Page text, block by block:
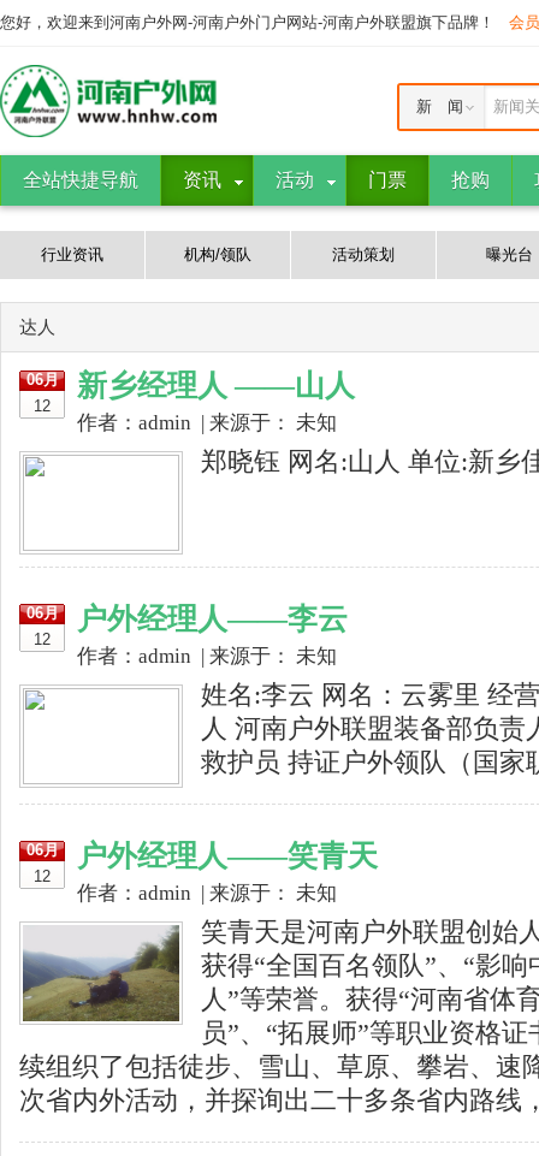
您好，欢迎来到河南户外网-河南户外门户网站-河南户外联盟旗下品牌！ 会
新闻
新 闻
全站快捷导航 资讯 活动 门票 抢购
行业资讯 机构/领队 活动策划 曝光台
达人
06月
12
新乡经理人 ——山人
作者：admin | 来源于： 未知
郑晓钰 网名:山人 单位:新乡
06月
12
户外经理人——李云
作者：admin | 来源于： 未知
姓名:李云 网名：云雾里 经
人 河南户外联盟装备部负
救护员 持证户外领队（国家
06月
12
户外经理人——笑青天
作者：admin | 来源于： 未知
笑青天是河南户外联盟创始
获得“全国百名领队”、“影
人”等荣誉。获得“河南省体
员”、“拓展师”等职业资格
续组织了包括徒步、雪山、草原、攀岩、速
次省内外活动，并探询出二十多条省内路线